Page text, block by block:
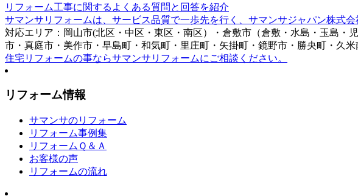
リフォーム工事に関するよくある質問と回答を紹介
サマンサリフォームは、サービス品質で一歩先を行く、サマンサジャパン株式会
対応エリア：岡山市(北区・中区・東区・南区）・倉敷市（倉敷・水島・玉島
市・真庭市・美作市・早島町・和気町・里庄町・矢掛町・鏡野市・勝央町・久
住宅リフォームの事ならサマンサリフォームにご相談ください。
リフォーム情報
サマンサのリフォーム
リフォーム事例集
リフォームＱ＆Ａ
お客様の声
リフォームの流れ